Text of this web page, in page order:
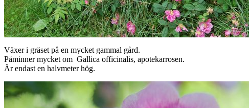
Växer i gräset på en mycket gammal gård.
Påminner mycket om Gallica officinalis, apotekarrosen.
Är endast en halvmeter hög.